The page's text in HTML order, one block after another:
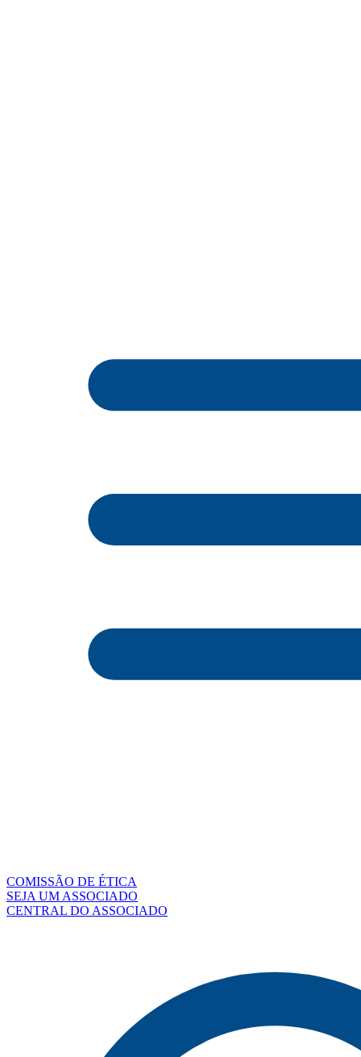
COMISSÃO DE ÉTICA
SEJA UM ASSOCIADO
CENTRAL DO ASSOCIADO